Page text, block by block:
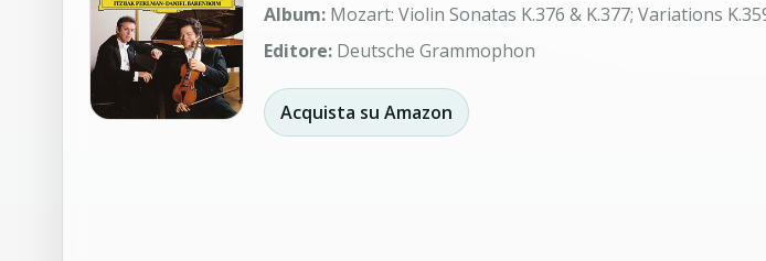
Album: Mozart: Violin Sonatas K.376 & K.377; Variations
Editore: Deutsche Grammophon
Acquista su Amazon